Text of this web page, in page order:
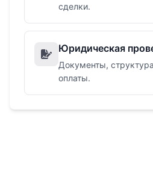
сделки.
Юридическая
Документы,
оплаты.